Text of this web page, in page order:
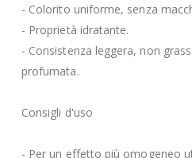
- Colorito uniforme, senza
- Proprietà idratante.
- Consistenza leggera, non
profumata.
Consigli d'uso
- Per un effetto più omogeneo